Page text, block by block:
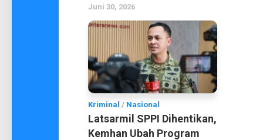
Juni 30, 2026
Kriminal / Nasional
Latsarmil SPPI Dihentikan,
Kemhan Ubah Program